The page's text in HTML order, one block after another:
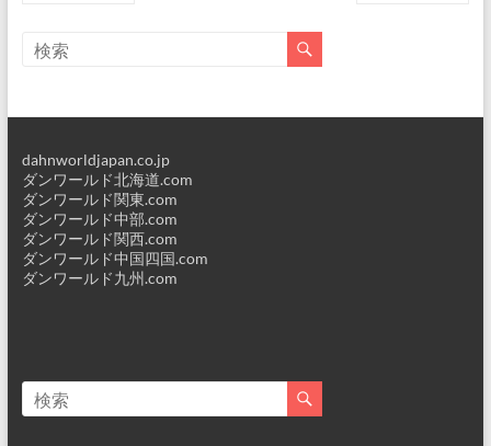
dahnworldjapan.co.jp
ダンワールド北海道.com
ダンワールド関東.com
ダンワールド中部.com
ダンワールド関西.com
ダンワールド中国四国.com
ダンワールド九州.com